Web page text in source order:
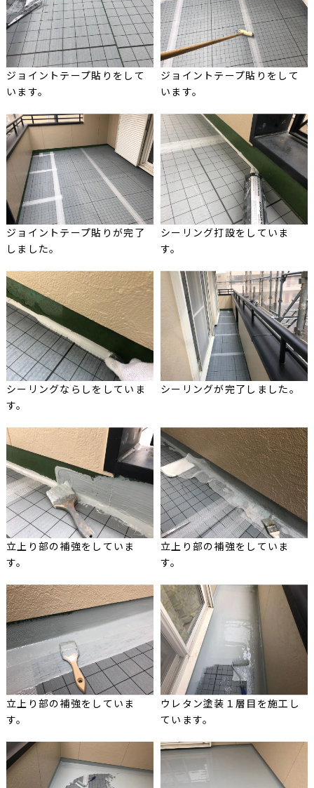
ジョイントテープ貼りをして
います。
ジョイントテープ貼りをして
います。
ジョイントテープ貼りが完了
しました。
シーリング打設をしていま
す。
シーリングならしをしていま
す。
シーリングが完了しました。
立上り部の補強をしていま
す。
立上り部の補強をしていま
す。
立上り部の補強をしていま
す。
ウレタン塗装１層目を施工し
ています。